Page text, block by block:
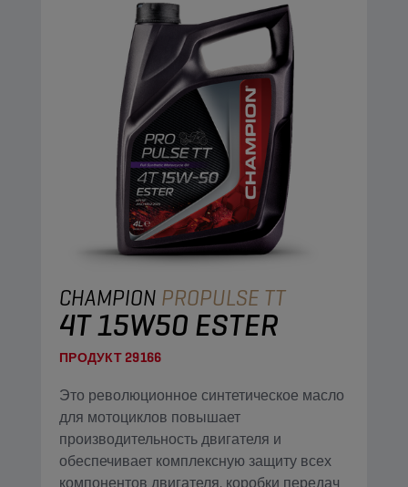
CHAMPION PROPULSE TT
4T 15W50 ESTER
ПРОДУКТ29166
Это революционное синтетическое масло
для мотоциклов повышает
производительность двигателя и
обеспечивает комплексную защиту всех
компонентов двигателя, коробки передач